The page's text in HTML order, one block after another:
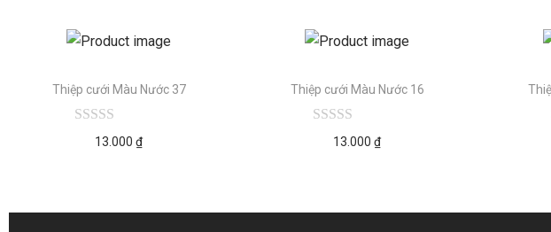
Thiệp cưới Màu Nước 37
13.000₫
Thiệp cưới Màu Nước 16
13.000₫